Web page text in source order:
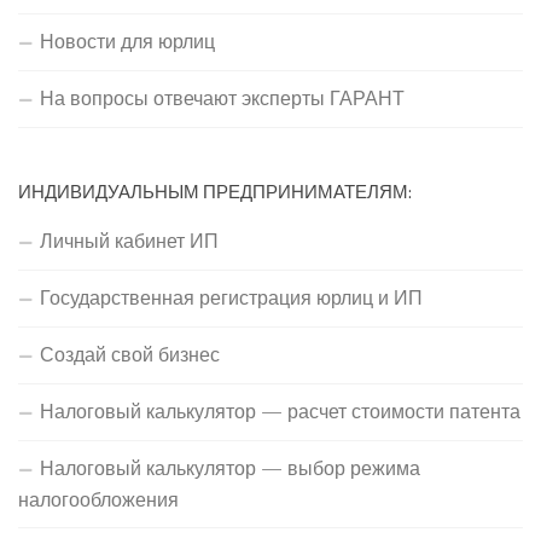
Новости для юрлиц
На вопросы отвечают эксперты ГАРАНТ
ИНДИВИДУАЛЬНЫМ ПРЕДПРИНИМАТЕЛЯМ:
Личный кабинет ИП
Государственная регистрация юрлиц и ИП
Создай свой бизнес
Налоговый калькулятор — расчет стоимости патента
Налоговый калькулятор — выбор режима
налогообложения